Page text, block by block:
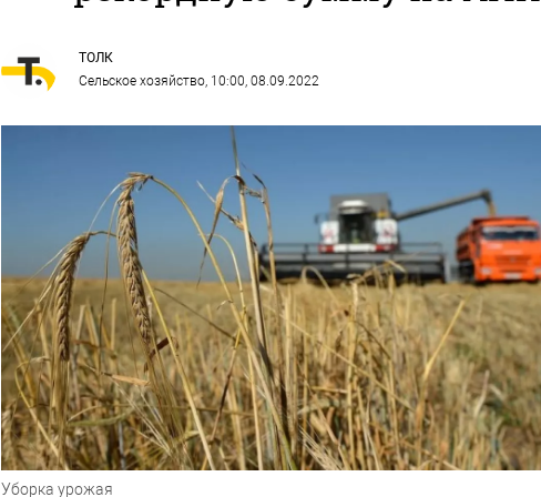
ТОЛК
Сельское хозяйство, 10:00, 08.09.2022
Уборка урожая